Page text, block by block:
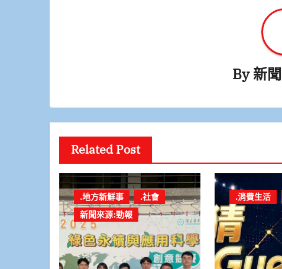
By新
Related Post
.地方新鮮事
.社會
新聞來源:勁報
.消費生活